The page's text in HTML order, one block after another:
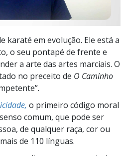
karaté em evolução. Ele está a
o seu pontapé de frente e
a arte das artes marciais. O
no preceito de O Caminho
o primeiro código moral
comum, que pode ser
de qualquer raça, cor ou
de 110 línguas.